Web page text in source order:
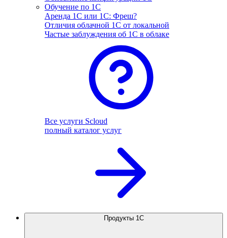
Обучение по 1С
Аренда 1С или 1С: Фреш?
Отличия облачной 1С от локальной
Частые заблуждения об 1С в облаке
Все услуги Scloud
полный каталог услуг
Продукты 1С